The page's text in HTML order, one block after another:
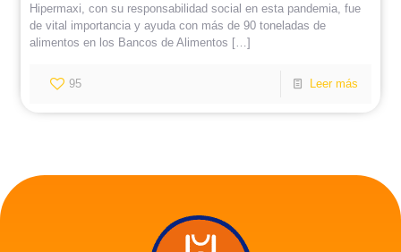
Hipermaxi, con su responsabilidad social en esta pandemia, fue
de vital importancia y ayuda con más de 90 toneladas de
alimentos en los Bancos de Alimentos […]
95 Leer más